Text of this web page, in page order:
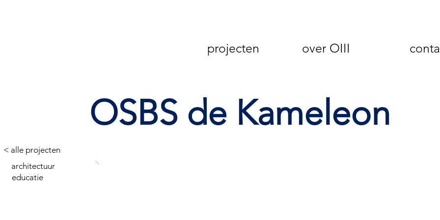
projecten over OIII
OSBS de Kameleon
< alle projecten
architectuur
educatie